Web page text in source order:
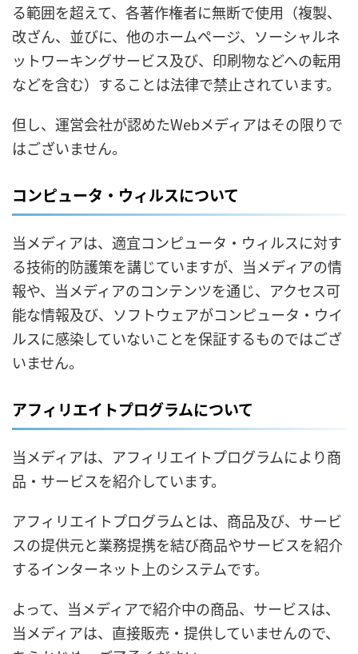
る範囲を超えて、各著作権者に無断で使用（複製、
改ざん、並びに、他のホームページ、ソーシャルネ
ットワーキングサービス及び、印刷物などへの転用
などを含む）することは法律で禁止されています。
但し、運営会社が認めたWebメディアはその限りで
はございません。
コンピュータ・ウィルスについて
当メディアは、適宜コンピュータ・ウィルスに対す
る技術的防護策を講じていますが、当メディアの情
報や、当メディアのコンテンツを通じ、アクセス可
能な情報及び、ソフトウェアがコンピュータ・ウイ
ルスに感染していないことを保証するものではござ
いません。
アフィリエイトプログラムについて
当メディアは、アフィリエイトプログラムにより商
品・サービスを紹介しています。
アフィリエイトプログラムとは、商品及び、サービ
スの提供元と業務提携を結び商品やサービスを紹介
するインターネット上のシステムです。
よって、当メディアで紹介中の商品、サービスは、
当メディアは、直接販売・提供していませんので、